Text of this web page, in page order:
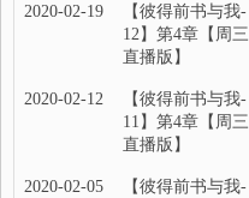
2020-02-19
【彼得前书与我-
12】第4章【周三
直播版】
2020-02-12
【彼得前书与我-
11】第4章【周三
直播版】
2020-02-05
【彼得前书与我-